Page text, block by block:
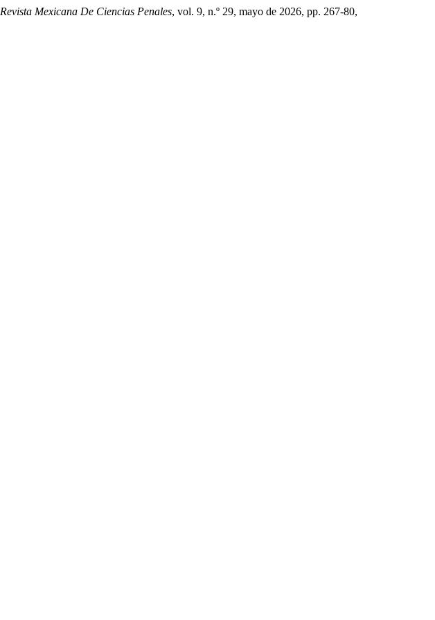
Revista Mexicana De Ciencias Penales, vol. 9, n.º 29, mayo de 2026, pp. 267-80,